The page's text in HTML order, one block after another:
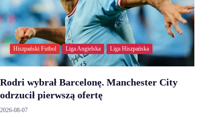
Hiszpański Futbol Liga Angielska Liga Hiszpańska
Rodri wybrał Barcelonę. Manchester City
odrzucił pierwszą ofertę
2026-08-07